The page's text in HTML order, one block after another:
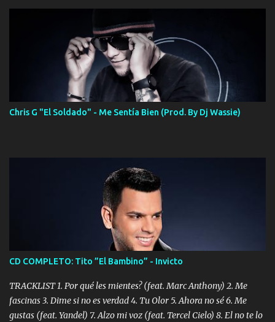
Chris G "El Soldado" - Me Sentía Bien (Prod. By Dj Wassie)
CD COMPLETO: Tito ”El Bambino” - Invicto
TRACKLIST 1. Por qué les mientes? (feat. Marc Anthony) 2. Me
fascinas 3. Dime si no es verdad 4. Tu Olor 5. Ahora no sé 6. Me
gustas (feat. Yandel) 7. Alzo mi voz (feat. Tercel Cielo) 8. El no te lo